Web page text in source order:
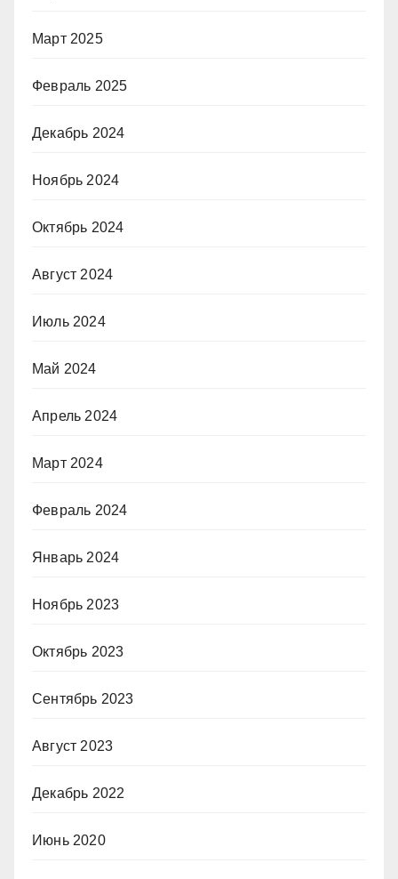
Март 2025
Февраль 2025
Декабрь 2024
Ноябрь 2024
Октябрь 2024
Август 2024
Июль 2024
Май 2024
Апрель 2024
Март 2024
Февраль 2024
Январь 2024
Ноябрь 2023
Октябрь 2023
Сентябрь 2023
Август 2023
Декабрь 2022
Июнь 2020